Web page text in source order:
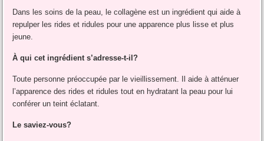
Dans les soins de la peau, le collagène est un ingrédient qui aide à
repulper les rides et ridules pour une apparence plus lisse et plus
jeune.
À qui cet ingrédient s’adresse-t-il?
Toute personne préoccupée par le vieillissement. Il aide à atténuer
l’apparence des rides et ridules tout en hydratant la peau pour lui
conférer un teint éclatant.
Le saviez-vous?